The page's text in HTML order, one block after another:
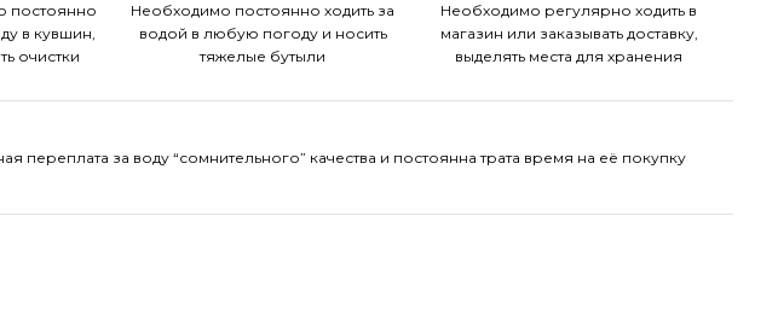
постоянно
в кувшин,
очистки
Необходимо постоянно ходить за
водой в любую погоду и носить
тяжелые бутыли
Необходимо регулярно ходить в
магазин или заказывать доставку,
выделять места для хранения
переплата за воду “сомнительного” качества и постоянна трата время на её покупку